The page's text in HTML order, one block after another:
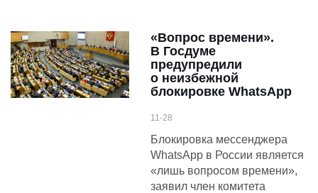
«Вопрос времени».
В Госдуме
предупредили
о неизбежной
блокировке WhatsApp
11-28
Блокировка мессенджера
WhatsApp в России является
«лишь вопросом времени»,
заявил член комитета